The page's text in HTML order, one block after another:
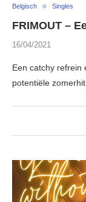
Belgisch Singles
FRIMOUT –
16/04/2021
Een catchy refrein
potentiële